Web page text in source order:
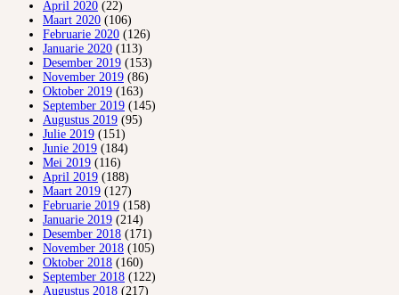
April 2020 (22)
Maart 2020 (106)
Februarie 2020 (126)
Januarie 2020 (113)
Desember 2019 (153)
November 2019 (86)
Oktober 2019 (163)
September 2019 (145)
Augustus 2019 (95)
Julie 2019 (151)
Junie 2019 (184)
Mei 2019 (116)
April 2019 (188)
Maart 2019 (127)
Februarie 2019 (158)
Januarie 2019 (214)
Desember 2018 (171)
November 2018 (105)
Oktober 2018 (160)
September 2018 (122)
Augustus 2018 (217)